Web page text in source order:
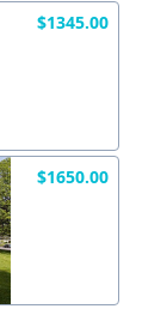
$1345.00
$1650.00